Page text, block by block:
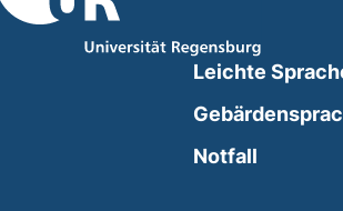
link, opens in a new window)
Leichte
Notfall